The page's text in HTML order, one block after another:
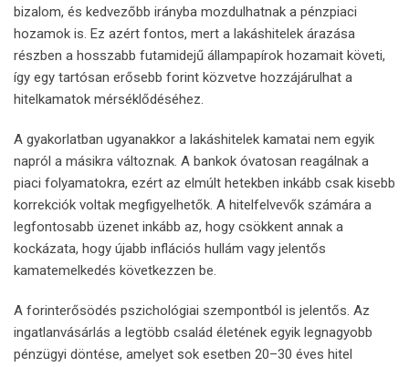
bizalom, és kedvezőbb irányba mozdulhatnak a pénzpiaci
hozamok is. Ez azért fontos, mert a lakáshitelek árazása
részben a hosszabb futamidejű állampapírok hozamait követi,
így egy tartósan erősebb forint közvetve hozzájárulhat a
hitelkamatok mérséklődéséhez.
A gyakorlatban ugyanakkor a lakáshitelek kamatai nem egyik
napról a másikra változnak. A bankok óvatosan reagálnak a
piaci folyamatokra, ezért az elmúlt hetekben inkább csak kisebb
korrekciók voltak megfigyelhetők. A hitelfelvevők számára a
legfontosabb üzenet inkább az, hogy csökkent annak a
kockázata, hogy újabb inflációs hullám vagy jelentős
kamatemelkedés következzen be.
A forinterősödés pszichológiai szempontból is jelentős. Az
ingatlanvásárlás a legtöbb család életének egyik legnagyobb
pénzügyi döntése, amelyet sok esetben 20–30 éves hitel